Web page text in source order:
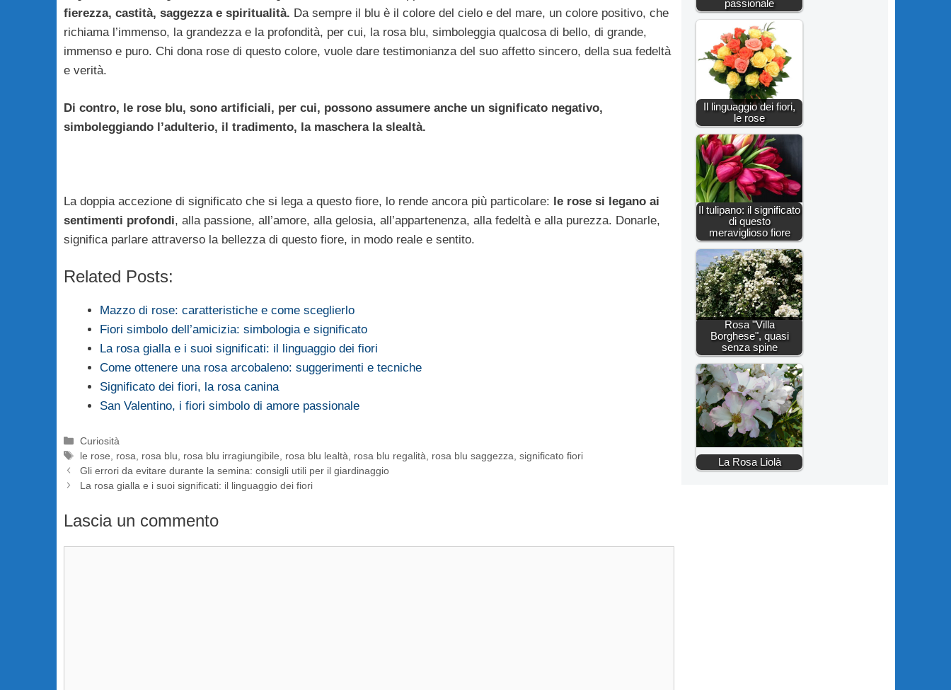
fierezza, castità, saggezza e spiritualità. Da sempre il blu è il colore del cielo e del mare, un colore positivo, che
richiama l’immenso, la grandezza e la profondità, per cui, la rosa blu, simboleggia qualcosa di bello, di grande,
immenso e puro. Chi dona rose di questo colore, vuole dare testimonianza del suo affetto sincero, della sua fedeltà
e verità.
Di contro, le rose blu, sono artificiali, per cui, possono assumere anche un significato negativo,
simboleggiando l’adulterio, il tradimento, la maschera la slealtà.
La doppia accezione di significato che si lega a questo fiore, lo rende ancora più particolare: le rose si legano ai
sentimenti profondi, alla passione, all’amore, alla gelosia, all’appartenenza, alla fedeltà e alla purezza. Donarle,
significa parlare attraverso la bellezza di questo fiore, in modo reale e sentito.
Related Posts:
Mazzo di rose: caratteristiche e come sceglierlo
Fiori simbolo dell’amicizia: simbologia e significato
La rosa gialla e i suoi significati: il linguaggio dei fiori
Come ottenere una rosa arcobaleno: suggerimenti e tecniche
Significato dei fiori, la rosa canina
San Valentino, i fiori simbolo di amore passionale
Categorie
Curiosità
Tag
le rose rosa rosa blu rosa blu irragiungibile rosa blu lealtà rosa blu regalità rosa blu saggezza significato fiori
Gli errori da evitare durante la semina: consigli utili per il giardinaggio
La rosa gialla e i suoi significati: il linguaggio dei fiori
Lascia un commento
passionale
Il linguaggio dei fiori,
le rose
Il tulipano: il significato
di questo
meraviglioso fiore
Rosa "Villa
Borghese", quasi
senza spine
La Rosa Liolà